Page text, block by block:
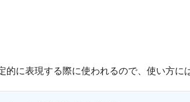
的に表現する際に使われるので、使い方に